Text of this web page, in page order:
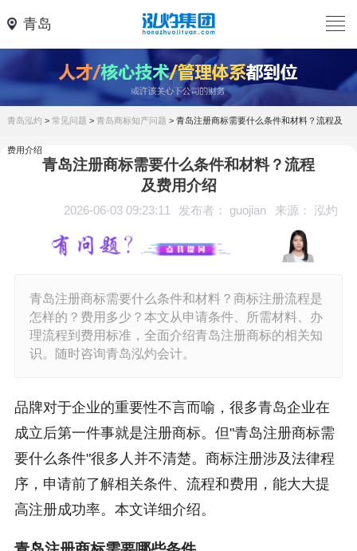
青岛
青岛泓灼 > 常见问题 > 青岛商标知产问题 > 青岛注册商标需要什么条件和材料？流程及
费用介绍
青岛注册商标需要什么条件和材料？流程
及费用介绍
2026-06-03 09:23:11 发布者： guojian 来源： 泓灼
青岛注册商标需要什么条件和材料？商标注册流程是
怎样的？费用多少？本文从申请条件、所需材料、办
理流程到费用标准，全面介绍青岛注册商标的相关知
识。随时咨询青岛泓灼会计。
品牌对于企业的重要性不言而喻，很多青岛企业在
成立后第一件事就是注册商标。但"青岛注册商标需
要什么条件"很多人并不清楚。商标注册涉及法律程
序，申请前了解相关条件、流程和费用，能大大提
高注册成功率。本文详细介绍。